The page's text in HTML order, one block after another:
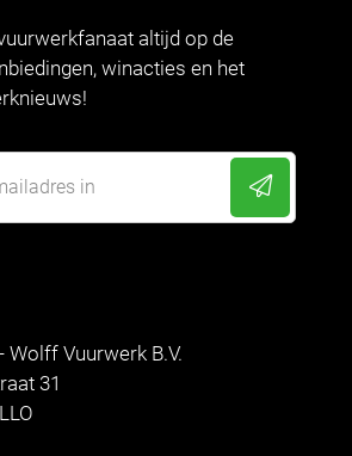
Wolff Vuurwerk B.V.
31
altijd op de
winacties en het